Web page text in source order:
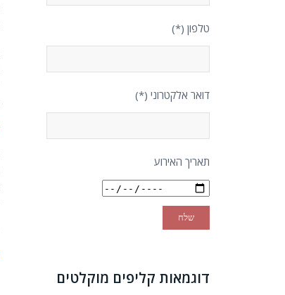
טלפון (*)
דואר אלקטרוני (*)
תאריך האירוע
דוגמאות קליפים מוקלטים